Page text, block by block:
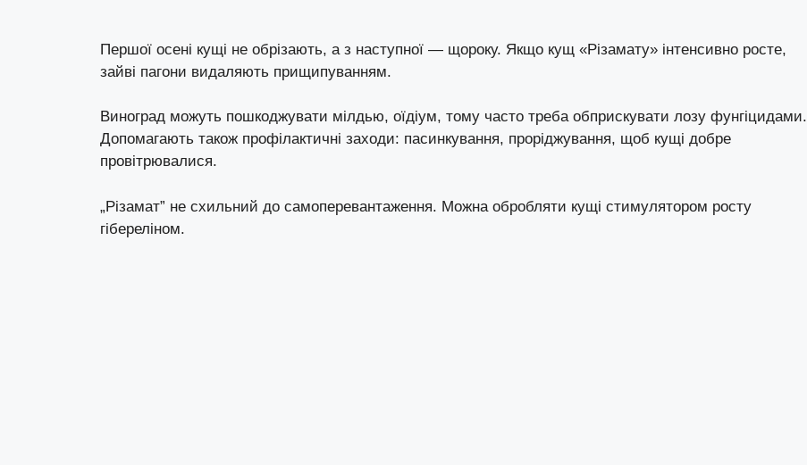
Першої осені кущі не обрізають, а з наступної — щороку. Якщо кущ «Різамату» інтенсивно росте,
зайві пагони видаляють прищипуванням.
Виноград можуть пошкоджувати мілдью, оїдіум, тому часто треба обприскувати лозу фунгіцидами.
Допомагають також профілактичні заходи: пасинкування, проріджування, щоб кущі добре
провітрювалися.
„Різамат” не схильний до самоперевантаження. Можна обробляти кущі стимулятором росту
гібереліном.